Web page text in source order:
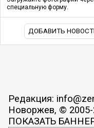
специальную форму.
ДОБАВИТЬ
Редакция:
Новоржев, © 2005-
ПОКАЗАТЬ